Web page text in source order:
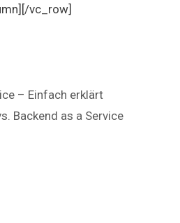
vc_row]
– Einfach erklärt
Backend as a Service